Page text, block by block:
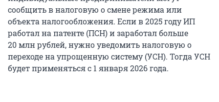
сообщить в налоговую о смене режима или
объекта налогообложения. Если в2025 годуИП
работал на патенте (ПСН) и заработал больше
20 млн рублей, нужно уведомить налоговую о
переходе на упрощенную систему (УСН). Тогда УСН
будет применяться с 1 января2026 года.